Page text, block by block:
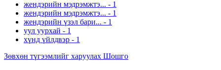
жендэрийн мэдрэмжтэ... - 1
жендэрийн мэдрэмжтэ... - 1
жендэрийн үзэл бари... - 1
уул уурхай - 1
хүнд үйлдвэр - 1
Зөвхөн түгээмлийг харуулах Шошго